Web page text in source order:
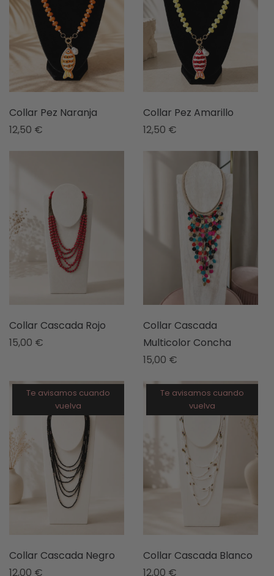
Collar Pez Naranja
12,50 €
Collar Pez Amarillo
12,50 €
Collar Cascada Rojo
15,00 €
Collar Cascada
Multicolor Concha
15,00 €
Te avisamos cuando
vuelva
Collar Cascada Negro
12,00 €
Te avisamos cuando
vuelva
Collar Cascada Blanco
12,00 €